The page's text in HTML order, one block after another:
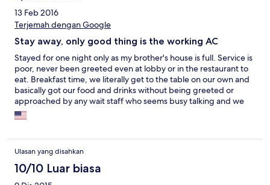
13 Feb 2016
Terjemah dengan Google
Stay away, only good thing is the working AC
Stayed for one night only as my brother's house is full. Service is
poor, never been greeted even at lobby or in the restaurant to
eat. Breakfast time, we literally get to the table on our own and
basically got our food and drinks without being greeted or
approached by any wait staff who seems busy talking and we
felt very unwelcome. Surface parking is convenient but would
have felt safer if there are security personnel around especially
seems like stained with mold, years past update, could only get
warm but not hot shower. I would definitely look for a better
place to stay next time around.
Ulasan yang disahkan
10/10 Luar biasa